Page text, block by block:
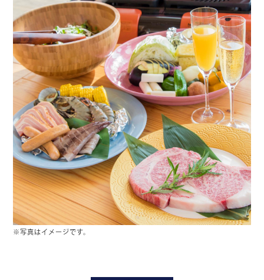
※写真はイメージです。